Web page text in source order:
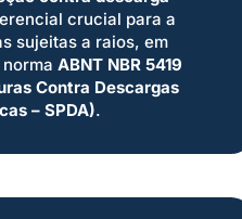
crucial para a
sujeitas a raios, em
ABNT NBR 5419
Contra Descargas
– SPDA).